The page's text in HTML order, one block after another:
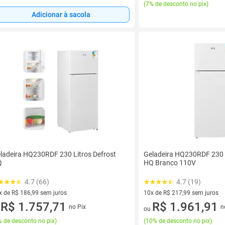
Adicionar à sacola
(7% de desconto no pix)
HQ230RDF 230 Litros Defrost
4.7 (66)
de R$ 186,99 sem juros
vez de R$ 186,99 sem juros
R$ 1.757,71
no Pix
de desconto no pix)
Geladeira HQ230RDF
HQ Branco 110V
4.7 (19)
10x de R$ 217,99 sem juros
10 vez de R$ 217,99 sem juros
ou R$ 1.961,91
(10% de desconto no pix)